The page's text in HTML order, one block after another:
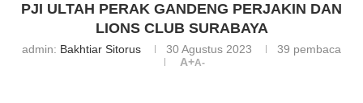
PJI ULTAH PERAK GANDENG PERJAKIN DAN
LIONS CLUB SURABAYA
admin: Bakhtiar Sitorus 30 Agustus 2023 39 pembaca
A+A-